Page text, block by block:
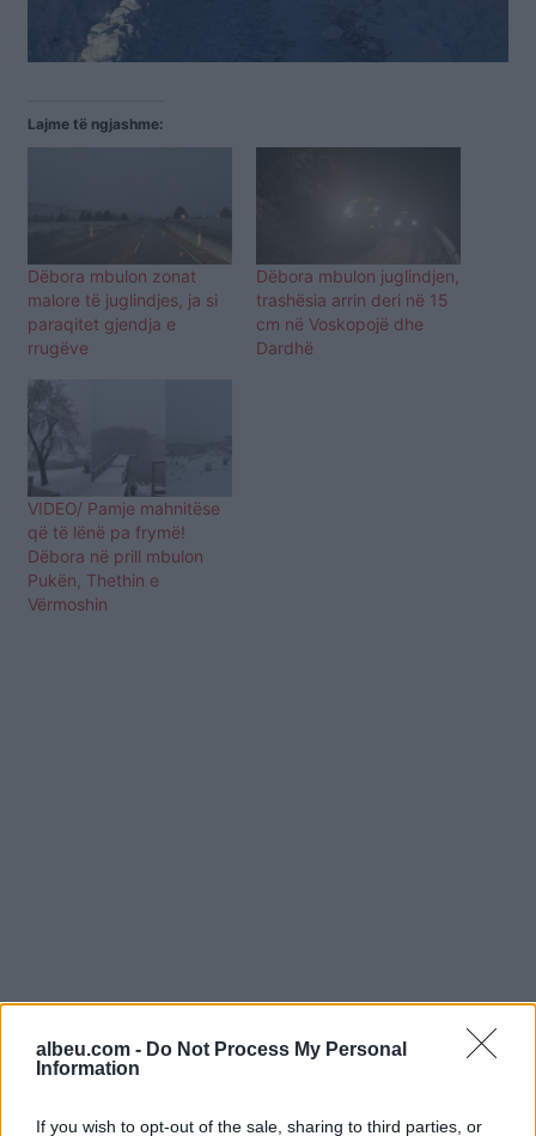
albeu.com - Do Not Process My Personal
Information
If you wish to opt-out of the sale, sharing to third parties, or
Lajme të ngjashme:
Dëbora mbulon zonat
malore të juglindjes, ja si
paraqitet gjendja e
rrugëve
Dëbora mbulon juglindjen,
trashësia arrin deri në 15
cm në Voskopojë dhe
Dardhë
VIDEO/ Pamje mahnitëse
që të lënë pa frymë!
Dëbora në prill mbulon
Pukën, Thethin e
Vërmoshin
Tags:
debora , Korçën , mbulon